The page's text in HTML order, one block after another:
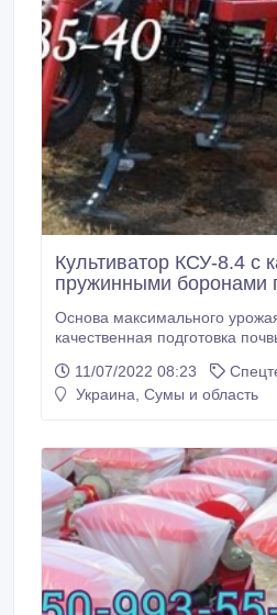
Культиватор КСУ-8.4 с
пружинными боронами
Основа максимального
качественная подготовка почвы
многофункциональною технику
сплошной универсальный КСУ (КПС-
том числе, сокращению количества проходов
трактора по полю, что не только снижает общий
расход топлива, но и препятствует уплотнению
почвы.
11/07/2022 08:23
Украина, Сумы и область